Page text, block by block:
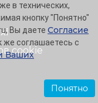
cookie
в технических,
кнопку "Понятно"
Вы даете Согласие
же соглашаетесь с
Ваших
Понятно